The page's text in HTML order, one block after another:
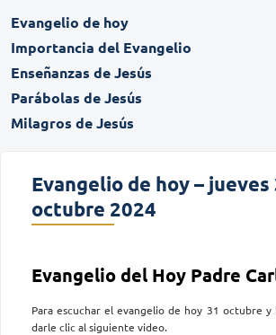
Evangelio de hoy
Importancia del Evangelio
Enseñanzas de Jesús
Parábolas de Jesús
Milagros de Jesús
Evangelio de hoy – jueves
octubre 2024
Evangelio del Hoy Padre
Para escuchar el evangelio de hoy 31 octubre
darle clic al siguiente video.